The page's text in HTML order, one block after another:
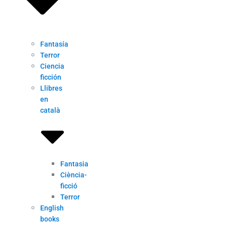
Fantasía
Terror
Ciencia
ficción
Llibres
en
català
Fantasia
Ciència-
ficció
Terror
English
books